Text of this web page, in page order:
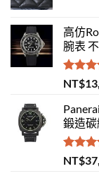
高仿
腕表
評分
滿分 5
NT$
鍛造
評分
滿分 5
NT$